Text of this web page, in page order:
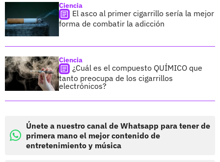
Ciencia
El asco al primer cigarrillo sería la mejor
forma de combatir la adicción
Ciencia
¿Cuál es el compuesto QUÍMICO que
tanto preocupa de los cigarrillos
electrónicos?
Únete a nuestro canal de Whatsapp para tener de
primera mano el mejor contenido de
entretenimiento y música